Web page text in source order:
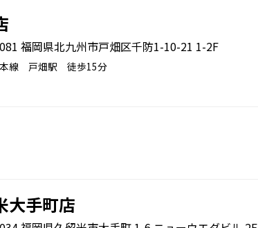
福岡県北九州市戸畑区千防1-10-21 1-2F
本線 戸畑駅 徒歩15分
大手町店